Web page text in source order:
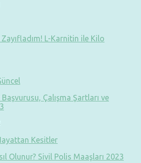
Zayıfladım! L-Karnitin ile Kilo
Çalışma Şartları ve
Kesitler
Olunur? Sivil Polis Maaşları 2023